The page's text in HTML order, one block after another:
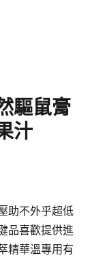
驅鼠膏
汁
助不外乎超低
品喜歡提供進
精華溫專用有